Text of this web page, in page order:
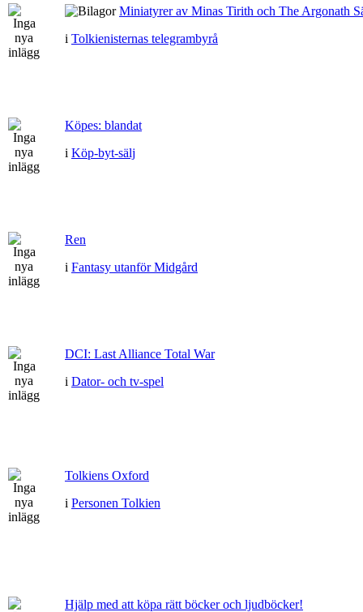
Miniatyrer av Minas Tirith och The Argonath
i Tolkienisternas telegrambyrå
Köpes: blandat
i Köp-byt-sälj
Ren
i Fantasy utanför Midgård
DCI: Last Alliance Total War
i Dator- och tv-spel
Tolkiens Oxford
i Personen Tolkien
Hjälp med att köpa rätt böcker och ljudböcker!